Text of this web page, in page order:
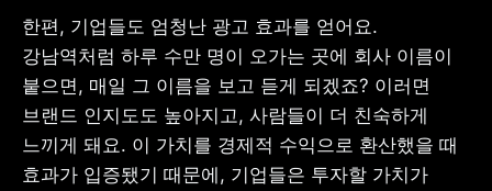
한편, 기업들도 엄청난 광고 효과를 얻어요.
강남역처럼 하루 수만 명이 오가는 곳에 회사 이름이
붙으면, 매일 그 이름을 보고 듣게 되겠죠? 이러면
브랜드 인지도도 높아지고, 사람들이 더 친숙하게
느끼게 돼요. 이 가치를 경제적 수익으로 환산했을 때
효과가 입증됐기 때문에, 기업들은 투자할 가치가